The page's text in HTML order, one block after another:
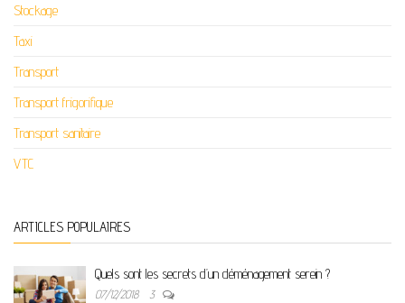
Stockage
Taxi
Transport
Transport frigorifique
Transport sanitaire
VTC
ARTICLES POPULAIRES
Quels sont les secrets d’un déménagement serein ?
07/12/2018 3